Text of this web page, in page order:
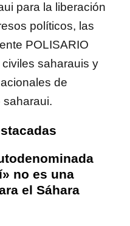
para la liberación
políticos, las
POLISARIO
saharauis y
de
saharaui.
no es una
el Sáhara